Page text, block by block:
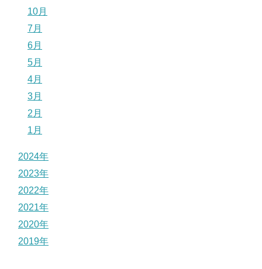
10月
7月
6月
5月
4月
3月
2月
1月
2024年
2023年
2022年
2021年
2020年
2019年